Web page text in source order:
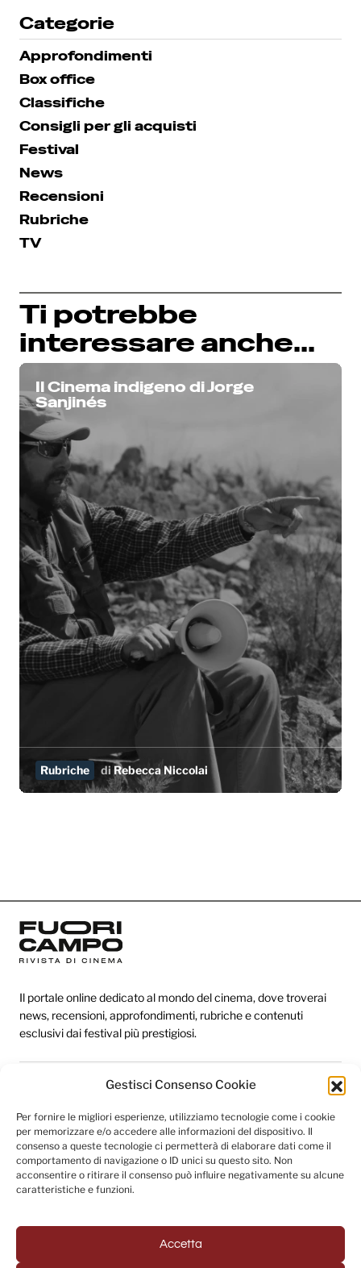
Gestisci Consenso Cookie
Per fornire le migliori esperienze, utilizziamo tecnologie come i cookie
per memorizzare e/o accedere alle informazioni del dispositivo. Il
consenso a queste tecnologie ci permetterà di elaborare dati come il
comportamento di navigazione o ID unici su questo sito. Non
acconsentire o ritirare il consenso può influire negativamente su alcune
caratteristiche e funzioni.
Accetta
Categorie
Approfondimenti
Box office
Classifiche
Consigli per gli acquisti
Festival
News
Recensioni
Rubriche
TV
Ti potrebbe
interessare anche...
Il Cinema indigeno di Jorge
Sanjinés
Rubriche di Rebecca Niccolai
Il portale online dedicato al mondo del cinema, dove troverai
news, recensioni, approfondimenti, rubriche e contenuti
esclusivi dai festival più prestigiosi.
Redazione
Categorie
Link utili